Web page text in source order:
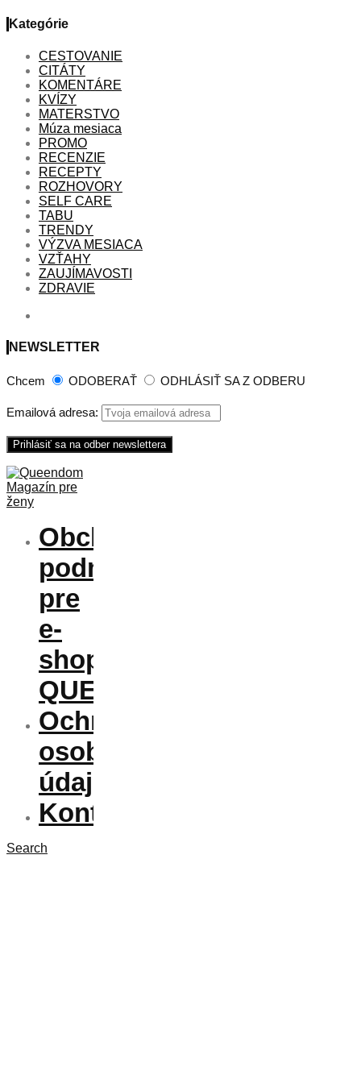
Kategórie
CESTOVANIE
CITÁTY
KOMENTÁRE
KVÍZY
MATERSTVO
Múza mesiaca
PROMO
RECENZIE
RECEPTY
ROZHOVORY
SELF CARE
TABU
TRENDY
VÝZVA MESIACA
VZŤAHY
ZAUJÍMAVOSTI
ZDRAVIE
NEWSLETTER
Chcem ODOBERAŤ ODHLÁSIŤ SA Z ODBERU
Emailová adresa:
Obchodné
podmienky
pre
e-
shop
QUEENDOM
Ochrana
osobných
údajov
Kontakt
Search